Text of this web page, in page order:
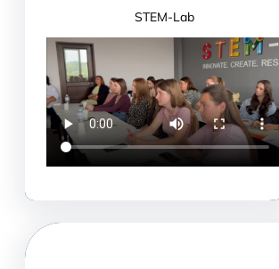
STEM-Lab